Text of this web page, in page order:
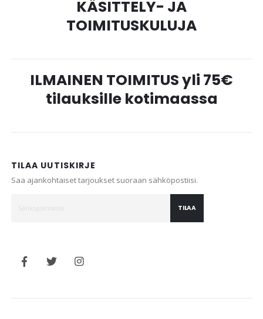
KÄSITTELY- JA
TOIMITUSKULUJA
ILMAINEN TOIMITUS yli 75€
tilauksille kotimaassa
TILAA UUTISKIRJE
Saa ajankohtaiset tarjoukset suoraan sähköpostiisi.
TILAA